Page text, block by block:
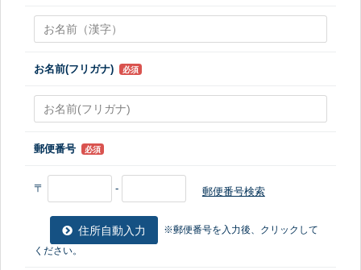
お名前(フリガナ) 必須
郵便番号 必須
〒 - 郵便番号検索
住所自動入力 ※郵便番号を入力後、クリックして
ください。